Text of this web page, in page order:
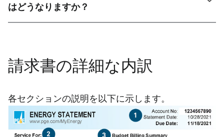
はどうなりますか？
請求書の詳細な内訳
各セクションの説明を以下に示します。